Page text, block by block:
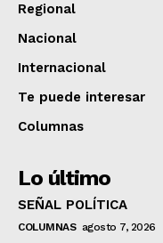
Regional
Nacional
Internacional
Te puede interesar
Columnas
Lo último
SEÑAL POLÍTICA
COLUMNAS agosto 7, 2026